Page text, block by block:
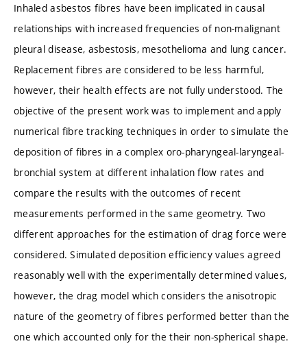
Inhaled asbestos fibres have been implicated in causal
relationships with increased frequencies of non-malignant
pleural disease, asbestosis, mesothelioma and lung cancer.
Replacement fibres are considered to be less harmful,
however, their health effects are not fully understood. The
objective of the present work was to implement and apply
numerical fibre tracking techniques in order to simulate the
deposition of fibres in a complex oro-pharyngeal-laryngeal-
bronchial system at different inhalation flow rates and
compare the results with the outcomes of recent
measurements performed in the same geometry. Two
different approaches for the estimation of drag force were
considered. Simulated deposition efficiency values agreed
reasonably well with the experimentally determined values,
however, the drag model which considers the anisotropic
nature of the geometry of fibres performed better than the
one which accounted only for the their non-spherical shape.